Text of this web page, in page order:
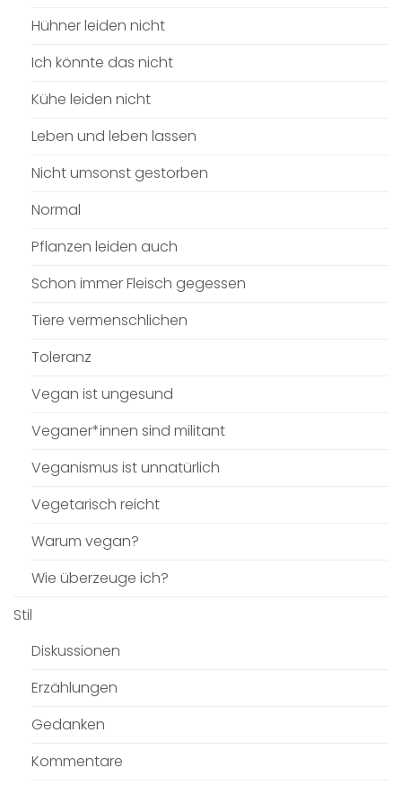
Hühner leiden nicht
Ich könnte das nicht
Kühe leiden nicht
Leben und leben lassen
Nicht umsonst gestorben
Normal
Pflanzen leiden auch
Schon immer Fleisch gegessen
Tiere vermenschlichen
Toleranz
Vegan ist ungesund
Veganer*innen sind militant
Veganismus ist unnatürlich
Vegetarisch reicht
Warum vegan?
Wie überzeuge ich?
Stil
Diskussionen
Erzählungen
Gedanken
Kommentare